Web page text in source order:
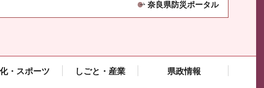
奈良県防災ポータル
・スポーツ しごと・産業 県政情報